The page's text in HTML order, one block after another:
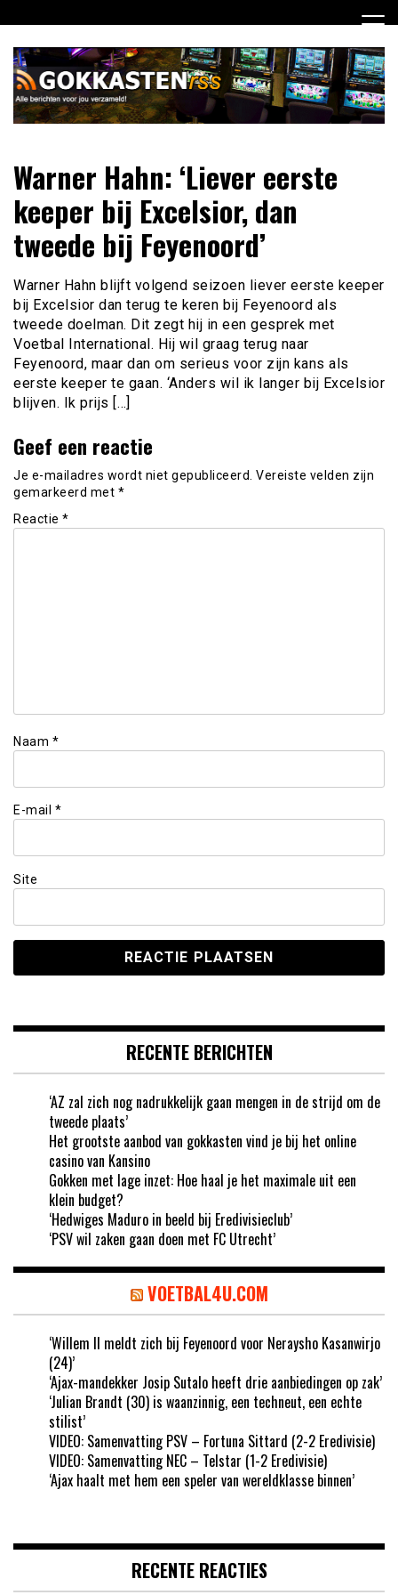
naar
inhoud
Gokkasten RSS
voor jou verzameld
Warner Hahn: ‘Liever eerste
keeper bij Excelsior, dan
tweede bij Feyenoord’
Warner Hahn blijft volgend seizoen liever eerste keeper
bij Excelsior dan terug te keren bij Feyenoord als
tweede doelman. Dit zegt hij in een gesprek met
Voetbal International. Hij wil graag terug naar
Feyenoord, maar dan om serieus voor zijn kans als
eerste keeper te gaan. ‘Anders wil ik langer bij Excelsior
blijven. Ik prijs […]
Geef een reactie
Je e-mailadres wordt niet gepubliceerd. Vereiste velden zijn
gemarkeerd met *
Reactie *
Naam *
E-mail *
Site
RECENTE BERICHTEN
‘AZ zal zich nog nadrukkelijk gaan mengen in de strijd om de
tweede plaats’
Het grootste aanbod van gokkasten vind je bij het online
casino van Kansino
Gokken met lage inzet: Hoe haal je het maximale uit een
klein budget?
‘Hedwiges Maduro in beeld bij Eredivisieclub’
‘PSV wil zaken gaan doen met FC Utrecht’
VOETBAL4U.COM
‘Willem II meldt zich bij Feyenoord voor Neraysho Kasanwirjo
(24)’
‘Ajax-mandekker Josip Sutalo heeft drie aanbiedingen op zak’
‘Julian Brandt (30) is waanzinnig, een techneut, een echte
stilist’
VIDEO: Samenvatting PSV – Fortuna Sittard (2-2 Eredivisie)
VIDEO: Samenvatting NEC – Telstar (1-2 Eredivisie)
‘Ajax haalt met hem een speler van wereldklasse binnen’
RECENTE REACTIES